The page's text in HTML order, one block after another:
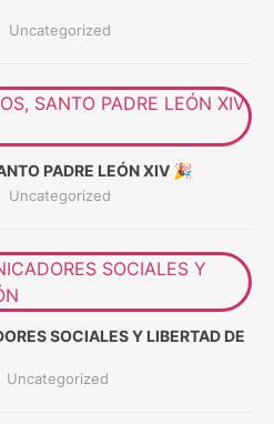
Uncategorized
PADRE LEÓN XIV 🎉
Uncategorized
SOCIALES Y LIBERTAD DE
Uncategorized